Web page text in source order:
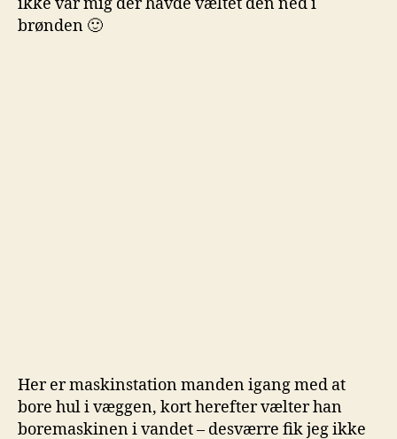
ikke var mig der havde væltet den ned i
brønden 🙂
Her er maskinstation manden igang med at
bore hul i væggen, kort herefter vælter han
boremaskinen i vandet – desværre fik jeg ikke